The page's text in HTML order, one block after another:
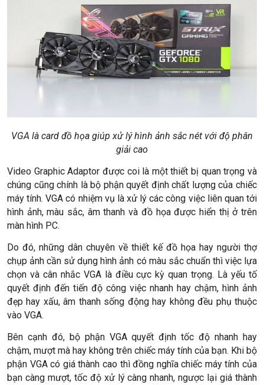
VGA là card đồ họa giúp xử lý hình ảnh sắc nét với độ phân
giải cao
Video Graphic Adaptor được coi là một thiết bị quan trọng và
chúng cũng chính là bộ phận quyết định chất lượng của chiếc
máy tính. VGA có nhiệm vụ là xử lý các công việc liên quan tới
hình ảnh, màu sắc, âm thanh và đồ họa được hiển thị ở trên
màn hình PC.
Do đó, những dân chuyên về thiết kế đồ họa hay người thợ
chụp ảnh cần sử dụng hình ảnh có màu sắc chuẩn thì việc lựa
chọn và cân nhắc VGA là điều cực kỳ quan trọng. Là yếu tố
quyết định đến tiến độ công việc nhanh hay chậm, hình ảnh
đẹp hay xấu, âm thanh sống động hay không đều phụ thuộc
vào VGA.
Bên cạnh đó, bộ phận VGA quyết định tốc độ nhanh hay
chậm, mượt mà hay không trên chiếc máy tính của bạn. Khi bộ
phận VGA có giá thành cao thì đồng nghĩa chiếc máy tính của
bạn càng mượt, tốc độ xử lý càng nhanh, ngược lại giá thành